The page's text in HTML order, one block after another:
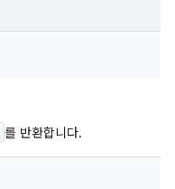
를 반환합니다.